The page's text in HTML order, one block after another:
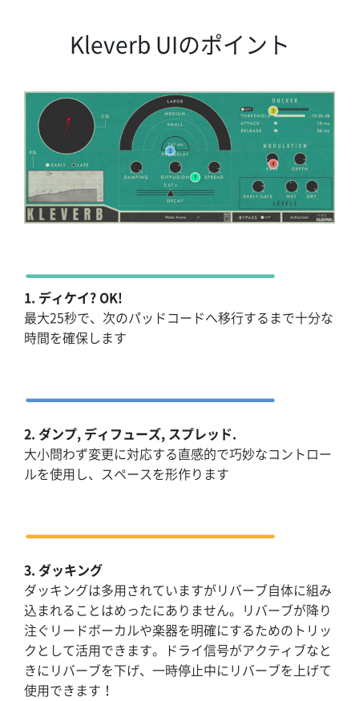
Kleverb UIのポイント
1. ディケイ? OK!
最大25秒で、次のパッドコードへ移行するまで十分な
時間を確保します
2. ダンプ, ディフューズ, スプレッド.
大小問わず変更に対応する直感的で巧妙なコントロー
ルを使用し、スペースを形作ります
3. ダッキング
ダッキングは多用されていますがリバーブ自体に組み
込まれることはめったにありません。リバーブが降り
注ぐリードボーカルや楽器を明確にするためのトリッ
クとして活用できます。ドライ信号がアクティブなと
きにリバーブを下げ、一時停止中にリバーブを上げて
使用できます！